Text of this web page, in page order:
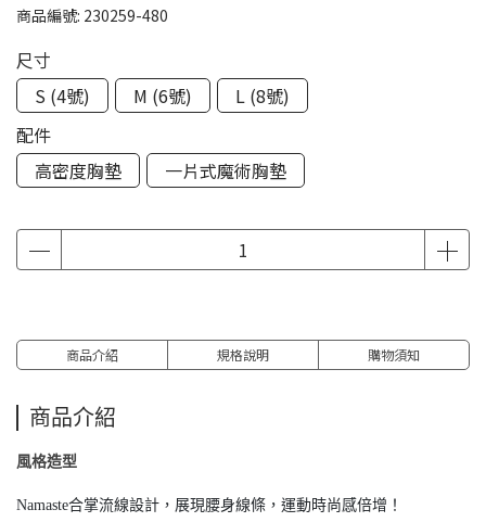
商品編號: 230259-480
尺寸
S (4號)
M (6號)
L (8號)
配件
高密度胸墊
一片式魔術胸墊
商品介紹 規格說明 購物須知
商品介紹
風格造型
Namaste合掌流線設計，展現腰身線條，運動時尚感倍增！